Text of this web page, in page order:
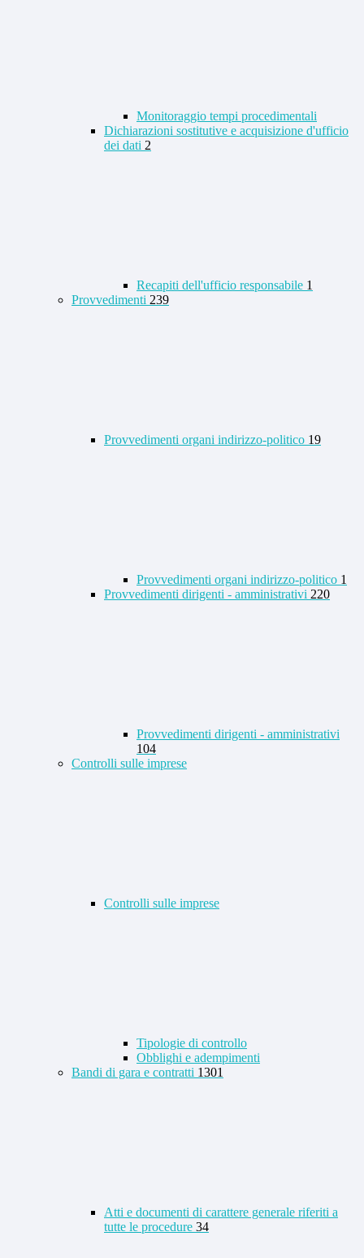
Monitoraggio tempi procedimentali
Dichiarazioni sostitutive e acquisizione d'ufficio
dei dati 2
Recapiti dell'ufficio responsabile 1
Provvedimenti 239
Provvedimenti organi indirizzo-politico 19
Provvedimenti organi indirizzo-politico 1
Provvedimenti dirigenti - amministrativi 220
Provvedimenti dirigenti - amministrativi
104
Controlli sulle imprese
Controlli sulle imprese
Tipologie di controllo
Obblighi e adempimenti
Bandi di gara e contratti 1301
Atti e documenti di carattere generale riferiti a
tutte le procedure 34